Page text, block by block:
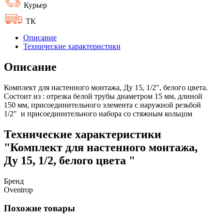
Курьер
ТК
Описание
Технические характеристики
Описание
Комплект для настенного монтажа, Ду 15, 1/2", белого цвета.
Состоит из : отрезка белой трубы диаметром 15 мм, длиной
150 мм, присоединительного элемента с наружной резьбой
1/2" и присоединительного набора со стяжным кольцом
Технические характеристики
"Комплект для настенного монтажа,
Ду 15, 1/2, белого цвета "
Бренд
Oventrop
Похожие товары